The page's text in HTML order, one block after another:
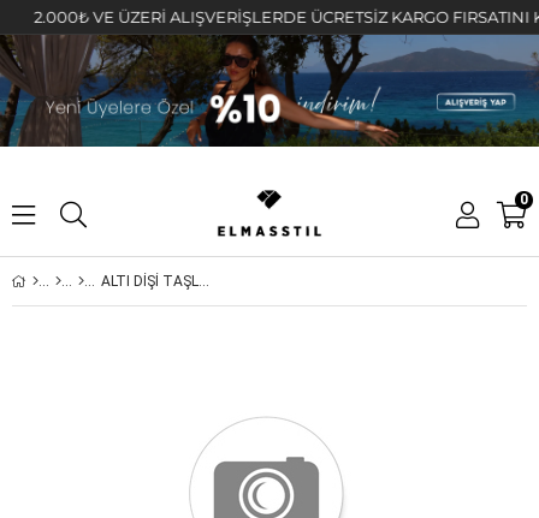
VE ÜZERİ ALIŞVERİŞLERDE ÜCRETSİZ KARGO FIRSATINI
0
ALTI DİŞİ TAŞLI TIFFANY KOLYE